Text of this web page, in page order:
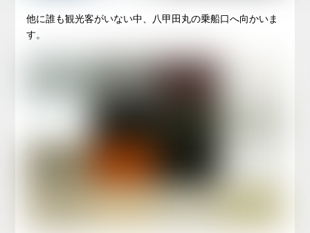
他に誰も観光客がいない中、八甲田丸の乗船口へ向かいま
す。